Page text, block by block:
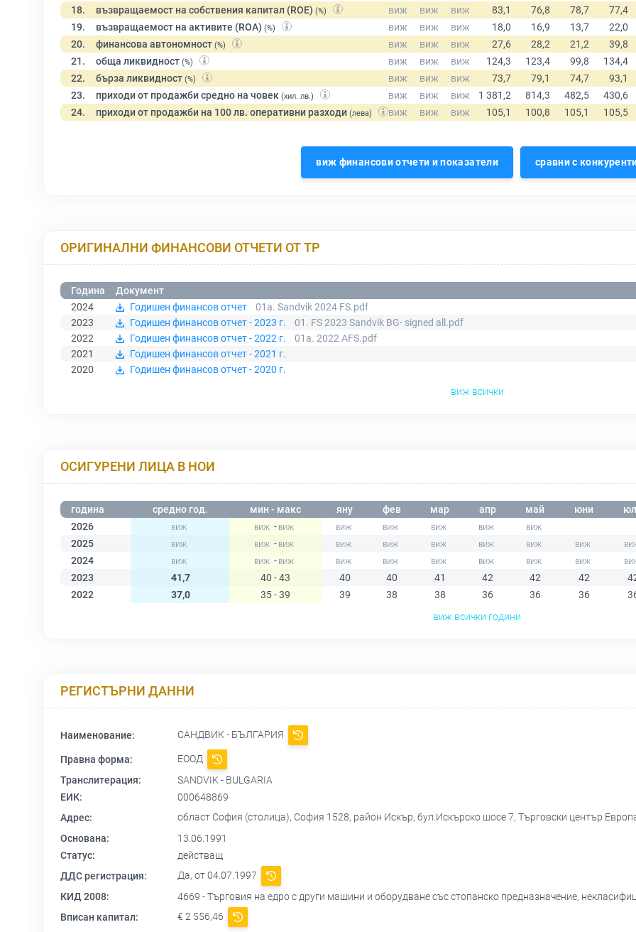
18. възвращаемост на собствения капитал (ROE) (%)
19. възвращаемост на активите (ROA) (%)
20. финансова автономност (%)
21. обща ликвидност (%)
22. бърза ликвидност (%)
23. приходи от продажби средно на човек (хил. лв.)
24. приходи от продажби на 100 лв. оперативни разходи (лева)
виж финансови отчети и показатели сравни с
ОРИГИНАЛНИ ФИНАНСОВИ ОТЧЕТИ ОТ ТР
Година
Документ
2024
Годишен финансов отчет
01a. Sandvik 2024 FS.pdf
2023
Годишен финансов отчет - 2023 г.
01. FS 2023 Sandvik BG- signed all.pdf
2022
Годишен финансов отчет - 2022 г.
01a. 2022 AFS.pdf
2021
Годишен финансов отчет - 2021 г.
2020
Годишен финансов отчет - 2020 г.
виж всички
ОСИГУРЕНИ ЛИЦА В НОИ
година средно год. мин - макс яну фев мар апр май юни
2026
-
2025
-
2024
-
2023
41,7 40 - 43 40 40 41 42 42 42
2022
37,0 35 - 39 39 38 38 36 36 36
виж всички години
РЕГИСТЪРНИ ДАННИ
Наименование: САНДВИК - БЪЛГАРИЯ
Правна форма:
ЕООД
Транслитерация:
SANDVIK - BULGARIA
ЕИК:
000648869
Адрес:
област София (столица), София 1528, район Искър, бул.Искърско шосе 7, Търговски център
Основана:
13.06.1991
Статус:
действащ
ДДС регистрация:
Да, от 04.07.1997
КИД 2008:
4669 - Търговия на едро с други машини и оборудване със стопанско предназначение,
Вписан капитал:
€ 2 556,46